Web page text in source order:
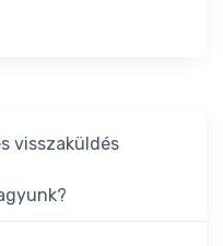
visszaküldés